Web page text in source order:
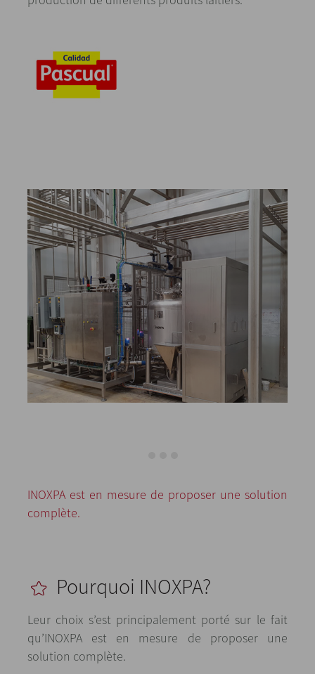
INOXPA est en mesure de proposer une solution
complète.
Pourquoi INOXPA?
Leur choix s’est principalement porté sur le fait
qu’INOXPA est en mesure de proposer une
solution complète.